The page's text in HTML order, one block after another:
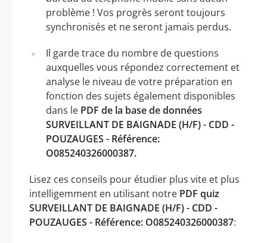
problème ! Vos progrès seront toujours
synchronisés et ne seront jamais perdus.
Il garde trace du nombre de questions
auxquelles vous répondez correctement et
analyse le niveau de votre préparation en
fonction des sujets également disponibles
dans le PDF de la base de données
SURVEILLANT DE BAIGNADE (H/F) - CDD -
POUZAUGES - Référence:
O085240326000387.
Lisez ces conseils pour étudier plus vite et plus
intelligemment en utilisant notre PDF quiz
SURVEILLANT DE BAIGNADE (H/F) - CDD -
POUZAUGES - Référence: O085240326000387: